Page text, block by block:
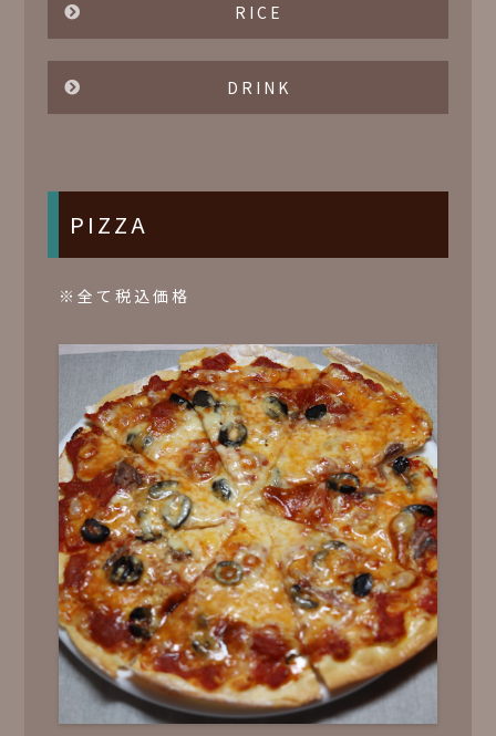
RICE
DRINK
PIZZA
※全て税込価格